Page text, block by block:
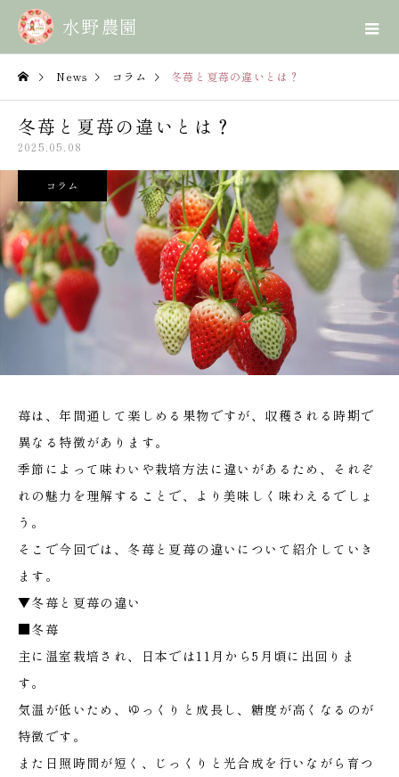
News コラム 冬苺と夏苺の違いとは？
冬苺と夏苺の違いとは？
2025.05.08
コラム
苺は、年間通して楽しめる果物ですが、収穫される時期で
異なる特徴があります。
季節によって味わいや栽培方法に違いがあるため、それぞ
れの魅力を理解することで、より美味しく味わえるでしょ
う。
そこで今回では、冬苺と夏苺の違いについて紹介していき
ます。
▼冬苺と夏苺の違い
■冬苺
主に温室栽培され、日本では11月から5月頃に出回りま
す。
気温が低いため、ゆっくりと成長し、糖度が高くなるのが
特徴です。
また日照時間が短く、じっくりと光合成を行いながら育つ